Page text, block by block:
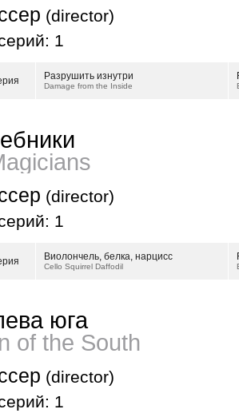
(director)
1
Разрушить изнутри
Damage from the Inside
(director)
1
Виолончель, белка, нарцисс
Cello Squirrel Daffodil
юга
of the South
(director)
1